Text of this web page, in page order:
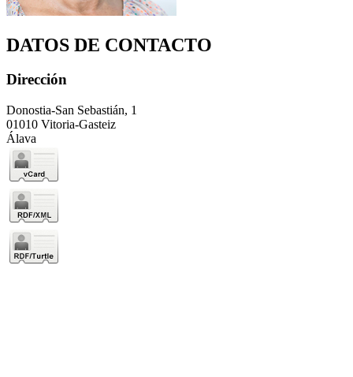
DATOS DE CONTACTO
Dirección
Donostia-San Sebastián, 1
01010 Vitoria-Gasteiz
Álava